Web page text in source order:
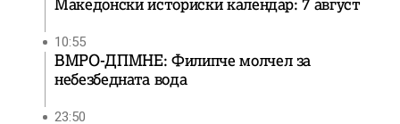
Македонски историски календар: 7 август
10:55
ВМРО-ДПМНЕ: Филипче молчел за
небезбедната вода
23:50